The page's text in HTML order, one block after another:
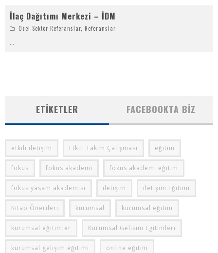
İlaç Dağıtımı Merkezi – İDM
Özel Sektör Referanslar Referanslar
...
ETIKETLER FACEBOOKTA BIZ
etkili iletişim Etkili Takım Çalışması eğitim
fokus fokus akademi fokus akademi eğitim
fokus yasam akademisi iletişim iletişim Eğitimi
Kitap Önerileri kurumsal kurumsal eğitim
kurumsal eğitimler Kurumsal Gelisim Egitimleri
kurumsal gelişim eğitimi online eğitim